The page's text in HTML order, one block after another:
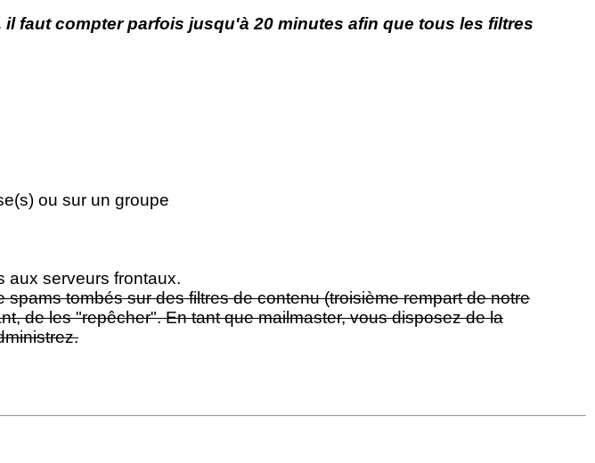
faut compter parfois jusqu'à 20 minutes afin que tous les filtres
ou sur un groupe
aux serveurs frontaux.
tombés sur des filtres de contenu (troisième rempart de notre
de les "repêcher". En tant que mailmaster, vous disposez de la